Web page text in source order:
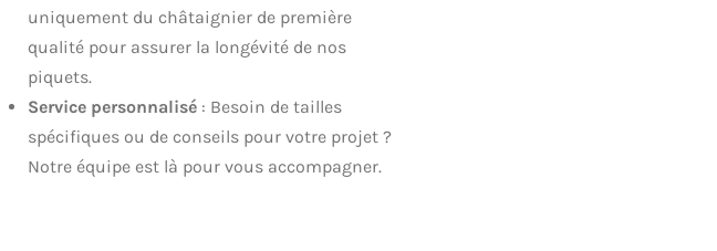
uniquement du châtaignier de première
qualité pour assurer la longévité de nos
piquets.
Service personnalisé : Besoin de tailles
spécifiques ou de conseils pour votre projet ?
Notre équipe est là pour vous accompagner.